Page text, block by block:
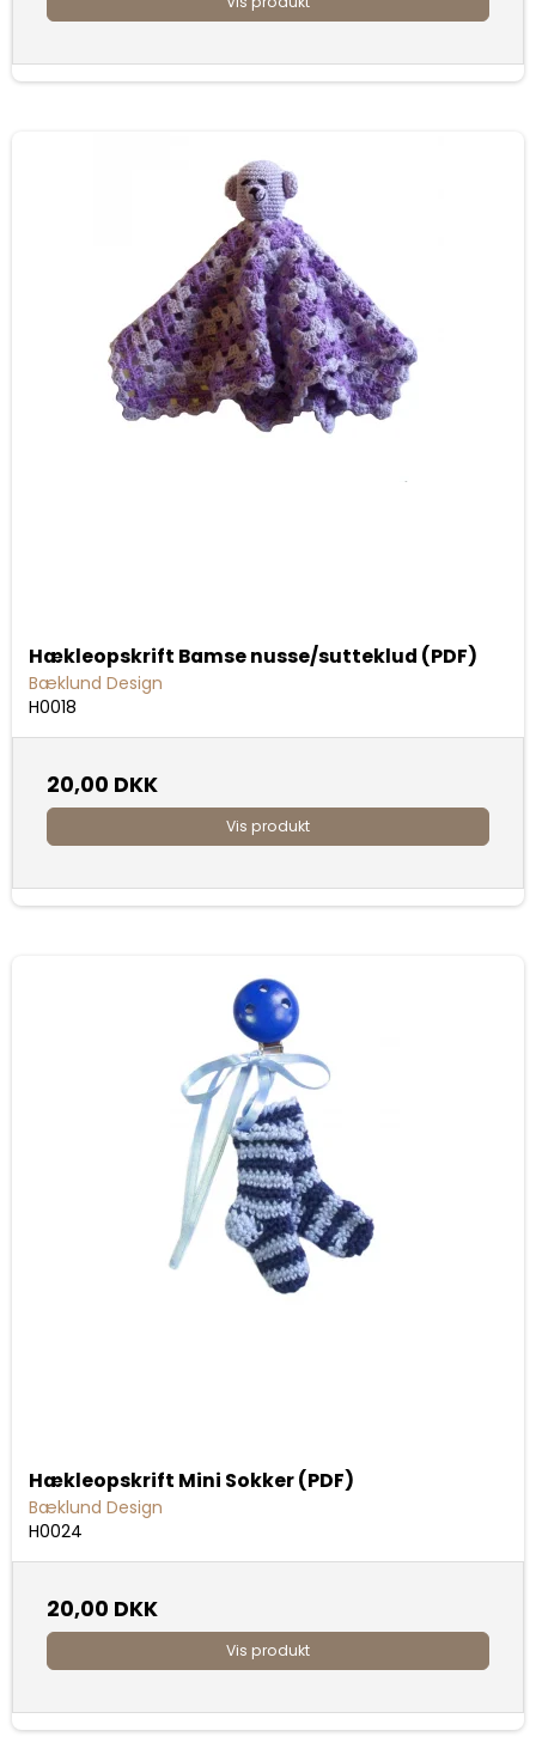
Hækleopskrift Bamse nusse/sutteklud (PDF)
Bæklund Design
H0018
20,00 DKK
Vis produkt
Hækleopskrift Mini Sokker (PDF)
Bæklund Design
H0024
20,00 DKK
Vis produkt